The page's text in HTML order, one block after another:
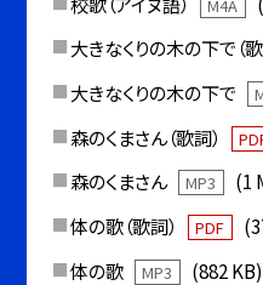
M4A
大きなくりの木の下で（歌
大きなくりの木の下で
森のくまさん（歌詞）
森のくまさん
MP3
(1
体の歌（歌詞）
PDF
体の歌
MP3 (882 KB)